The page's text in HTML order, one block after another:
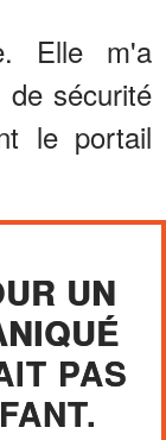
Elle m'a
de sécurité
le portail
UN
PAS